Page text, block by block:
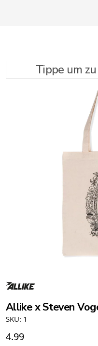
Tippe um zu suchen
Allike x Steven
SKU: 1
4.99